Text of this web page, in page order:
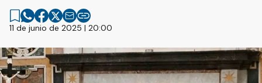
11 de junio de 2025 | 20:00